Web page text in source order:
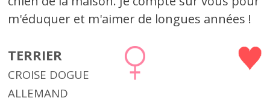
m'éduquer et m'aimer de longues années !
TERRIER
CROISE DOGUE
ALLEMAND